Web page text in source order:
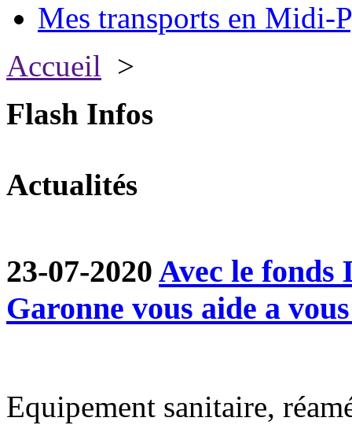
Mes transports en Midi-
Accueil >
Flash Infos
Actualités
23-07-2020 Avec le
Garonne vous aide a
Equipement sanitaire,